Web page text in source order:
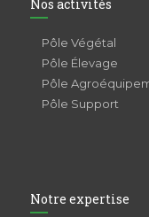
Nos activités
Pôle Végétal
Pôle Élevage
Pôle
Pôle Support
Notre expertise